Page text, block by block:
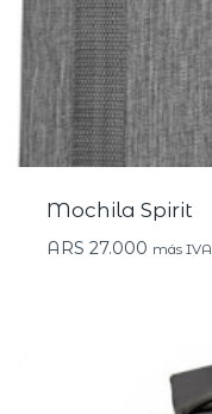
Mochila Spirit
ARS 27.000 más IVA